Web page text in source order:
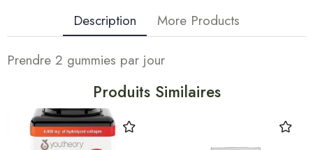
Description More Products
Prendre 2 gummies par jour
Produits Similaires